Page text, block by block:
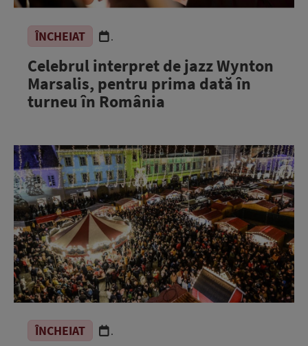
ÎNCHEIAT .
Celebrul interpret de jazz Wynton
Marsalis, pentru prima dată în
turneu în România
ÎNCHEIAT .